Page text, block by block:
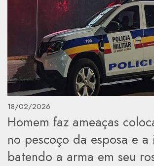
18/02/2026
Homem faz ameaças
no pescoço da esposa e
batendo a arma em seu